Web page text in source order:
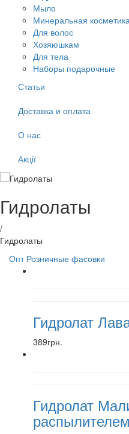
Мыло
Минеральная
Для волос
Хозяюшкам
Для тела
Наборы подарочные
Статьи
Доставка и оплата
О нас
Акції
Гидролаты
/
Гидролаты
Опт Розничные фасовки
Гидролат
389грн.
Гидролат
распылителем